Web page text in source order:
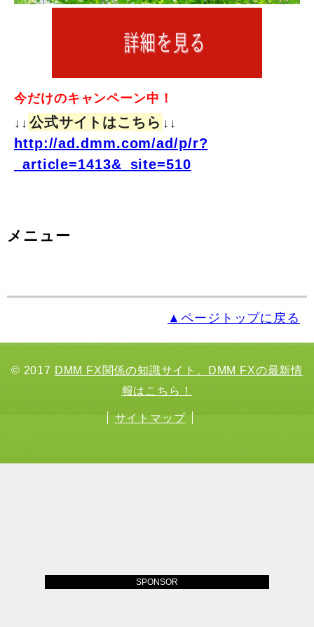
今だけのキャンペーン中！
↓↓ 公式サイトはこちら ↓↓
http://ad.dmm.com/ad/p/r?
_article=1413&_site=510
メニュー
▲ページトップに戻る
© 2017 DMM FX関係の知識サイト。DMM FXの最新情
報はこちら！
サイトマップ
SPONSOR